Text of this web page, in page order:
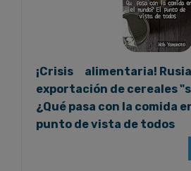
¡Crisis alimentaria!
exportación de cereales
¿Qué pasa con la comida
punto de vista de todos